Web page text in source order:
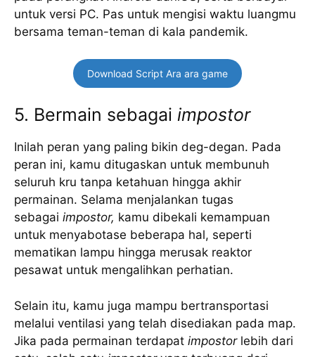
untuk versi PC. Pas untuk mengisi waktu luangmu
bersama teman-teman di kala pandemik.
Download Script Ara ara game
5. Bermain sebagai impostor
Inilah peran yang paling bikin deg-degan. Pada
peran ini, kamu ditugaskan untuk membunuh
seluruh kru tanpa ketahuan hingga akhir
permainan. Selama menjalankan tugas
sebagai impostor, kamu dibekali kemampuan
untuk menyabotase beberapa hal, seperti
mematikan lampu hingga merusak reaktor
pesawat untuk mengalihkan perhatian.
Selain itu, kamu juga mampu bertransportasi
melalui ventilasi yang telah disediakan pada map.
Jika pada permainan terdapat impostorlebih dari